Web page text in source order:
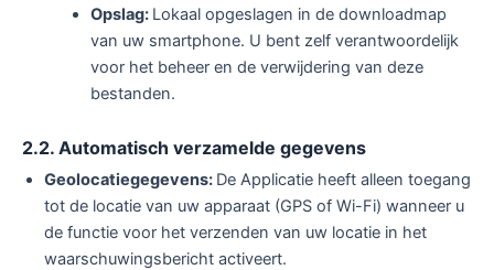
Opslag: Lokaal opgeslagen in de downloadmap
van uw smartphone. U bent zelf verantwoordelijk
voor het beheer en de verwijdering van deze
bestanden.
2.2. Automatisch verzamelde gegevens
Geolocatiegegevens: De Applicatie heeft alleen toegang
tot de locatie van uw apparaat (GPS of Wi-Fi) wanneer u
de functie voor het verzenden van uw locatie in het
waarschuwingsbericht activeert.